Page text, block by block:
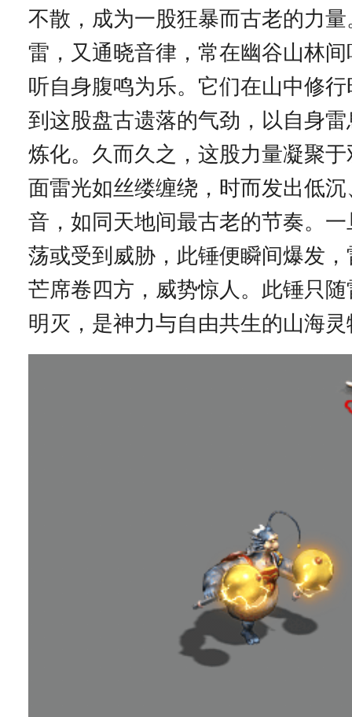
不散，成为一股狂暴而古老的力
雷，又通晓音律，常在幽谷山林
听自身腹鸣为乐。它们在山中修
到这股盘古遗落的气劲，以自身
炼化。久而久之，这股力量凝聚
面雷光如丝缕缠绕，时而发出低
音，如同天地间最古老的节奏。
荡或受到威胁，此锤便瞬间爆发
芒席卷四方，威势惊人。此锤只
明灭，是神力与自由共生的山海灵